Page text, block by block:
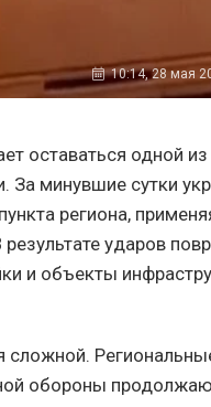
10:14, 28 мая
оставаться одной
За минувшие сутки
региона,
результате ударов
и объекты
сложной.
обороны